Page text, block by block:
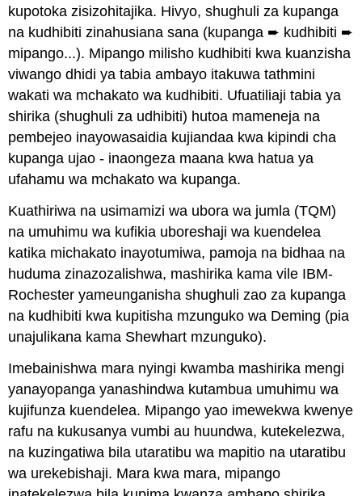
kupotoka zisizohitajika. Hivyo, shughuli za kupanga
na kudhibiti zinahusiana sana (kupanga ➨ kudhibiti ➨
mipango...). Mipango milisho kudhibiti kwa kuanzisha
viwango dhidi ya tabia ambayo itakuwa tathmini
wakati wa mchakato wa kudhibiti. Ufuatiliaji tabia ya
shirika (shughuli za udhibiti) hutoa mameneja na
pembejeo inayowasaidia kujiandaa kwa kipindi cha
kupanga ujao - inaongeza maana kwa hatua ya
ufahamu wa mchakato wa kupanga.
Kuathiriwa na usimamizi wa ubora wa jumla (TQM)
na umuhimu wa kufikia uboreshaji wa kuendelea
katika michakato inayotumiwa, pamoja na bidhaa na
huduma zinazozalishwa, mashirika kama vile IBM-
Rochester yameunganisha shughuli zao za kupanga
na kudhibiti kwa kupitisha mzunguko wa Deming (pia
unajulikana kama Shewhart mzunguko).
Imebainishwa mara nyingi kwamba mashirika mengi
yanayopanga yanashindwa kutambua umuhimu wa
kujifunza kuendelea. Mipango yao imewekwa kwenye
rafu na kukusanya vumbi au huundwa, kutekelezwa,
na kuzingatiwa bila utaratibu wa mapitio na utaratibu
wa urekebishaji. Mara kwa mara, mipango